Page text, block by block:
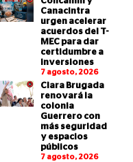
Canacintra
urgen acelerar
acuerdos del T-
MEC para dar
certidumbre a
inversiones
7 agosto, 2026
Clara Brugada
renovará la
colonia
Guerrero con
más seguridad
y espacios
públicos
7 agosto, 2026